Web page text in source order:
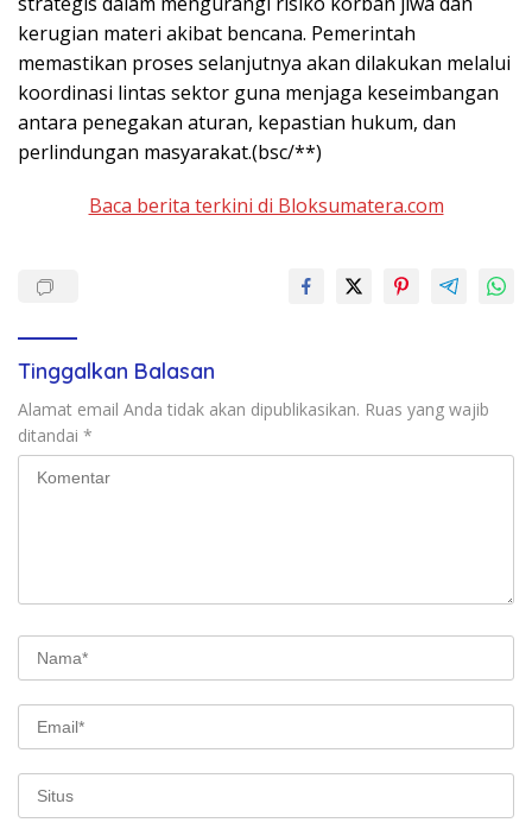
kerugian materi akibat bencana. Pemerintah
memastikan proses selanjutnya akan dilakukan melalui
koordinasi lintas sektor guna menjaga keseimbangan
antara penegakan aturan, kepastian hukum, dan
perlindungan masyarakat.(bsc/**)
Baca berita terkini di Bloksumatera.com
Tinggalkan Balasan
Alamat email Anda tidak akan dipublikasikan. Ruas yang wajib
ditandai *